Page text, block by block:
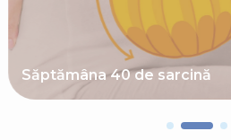
Săptămâna 40 de sarcină